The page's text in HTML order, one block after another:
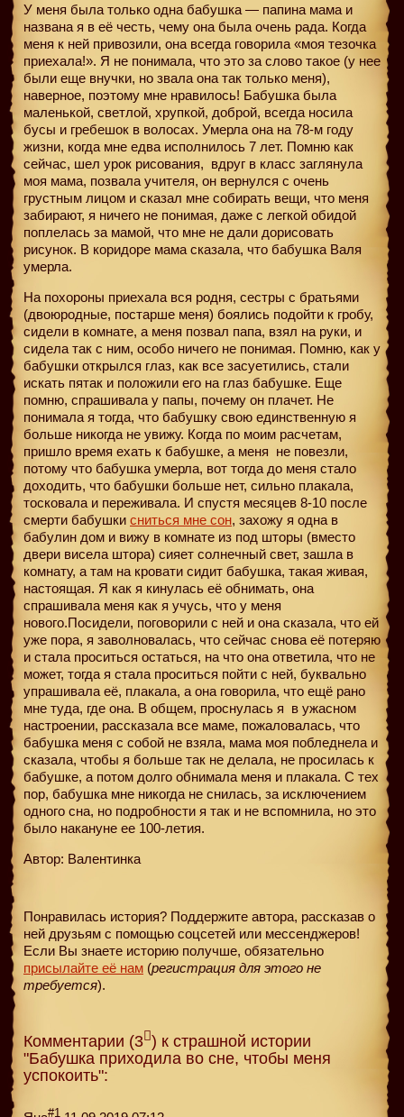
У меня была только одна бабушка — папина мама и
названа я в её честь, чему она была очень рада. Когда
меня к ней привозили, она всегда говорила «моя тезочка
приехала!». Я не понимала, что это за слово такое (у нее
были еще внучки, но звала она так только меня),
наверное, поэтому мне нравилось! Бабушка была
маленькой, светлой, хрупкой, доброй, всегда носила
бусы и гребешок в волосах. Умерла она на 78-м году
жизни, когда мне едва исполнилось 7 лет. Помню как
сейчас, шел урок рисования, вдруг в класс заглянула
моя мама, позвала учителя, он вернулся с очень
грустным лицом и сказал мне собирать вещи, что меня
забирают, я ничего не понимая, даже с легкой обидой
поплелась за мамой, что мне не дали дорисовать
рисунок. В коридоре мама сказала, что бабушка Валя
умерла.
На похороны приехала вся родня, сестры с братьями
(двоюродные, постарше меня) боялись подойти к гробу,
сидели в комнате, а меня позвал папа, взял на руки, и
сидела так с ним, особо ничего не понимая. Помню, как у
бабушки открылся глаз, как все засуетились, стали
искать пятак и положили его на глаз бабушке. Еще
помню, спрашивала у папы, почему он плачет. Не
понимала я тогда, что бабушку свою единственную я
больше никогда не увижу. Когда по моим расчетам,
пришло время ехать к бабушке, а меня не повезли,
потому что бабушка умерла, вот тогда до меня стало
доходить, что бабушки больше нет, сильно плакала,
тосковала и переживала. И спустя месяцев 8-10 после
смерти бабушки сниться мне сон, захожу я одна в
бабулин дом и вижу в комнате из под шторы (вместо
двери висела штора) сияет солнечный свет, зашла в
комнату, а там на кровати сидит бабушка, такая живая,
настоящая. Я как я кинулась её обнимать, она
спрашивала меня как я учусь, что у меня
нового.Посидели, поговорили с ней и она сказала, что ей
уже пора, я заволновалась, что сейчас снова её потеряю
и стала проситься остаться, на что она ответила, что не
может, тогда я стала проситься пойти с ней, буквально
упрашивала её, плакала, а она говорила, что ещё рано
мне туда, где она. В общем, проснулась я в ужасном
настроении, рассказала все маме, пожаловалась, что
бабушка меня с собой не взяла, мама моя побледнела и
сказала, чтобы я больше так не делала, не просилась к
бабушке, а потом долго обнимала меня и плакала. С тех
пор, бабушка мне никогда не снилась, за исключением
одного сна, но подробности я так и не вспомнила, но это
было накануне ее 100-летия.
Автор: Валентинка
Понравилась история? Поддержите автора, рассказав о
ней друзьям с помощью соцсетей или мессенджеров!
Если Вы знаете историю получше, обязательно
присылайте её нам (регистрация для этого не
требуется).
Комментарии (3 ) к страшной истории
"Бабушка приходила во сне, чтобы меня
успокоить":
#1